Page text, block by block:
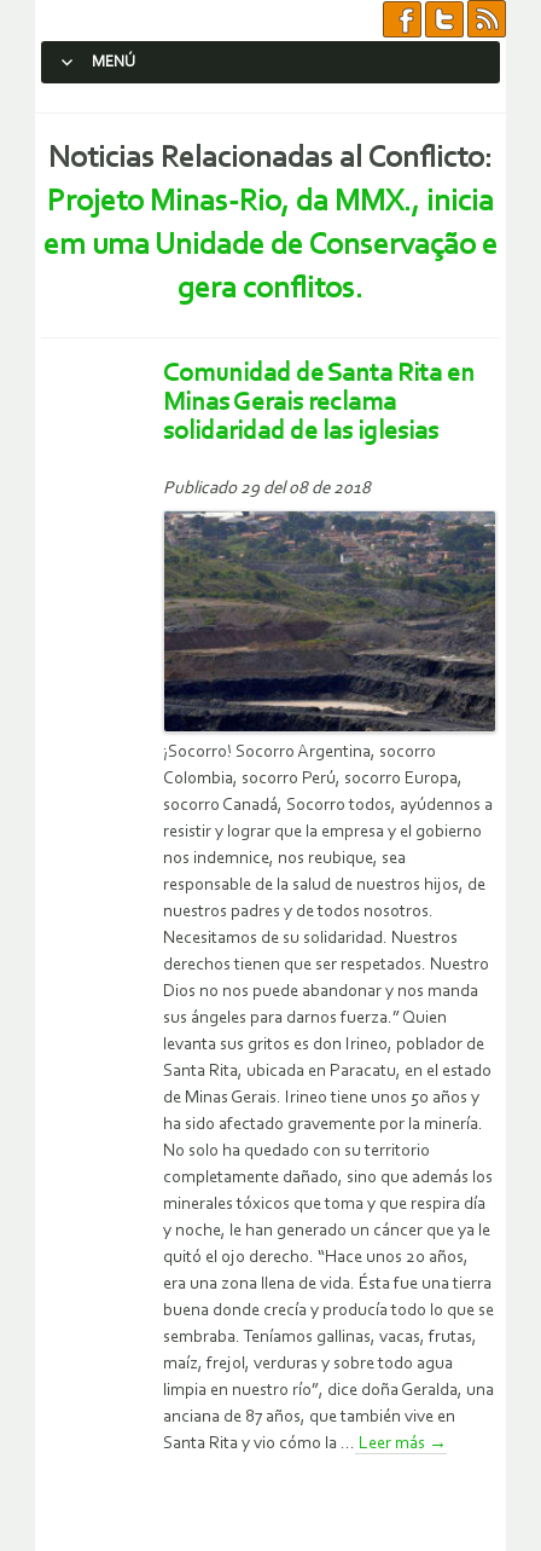
MENÚ
Noticias Relacionadas al Conflicto:
Projeto Minas-Rio, da MMX., inicia
em uma Unidade de Conservação e
gera conflitos.
Comunidad de Santa Rita en
Minas Gerais reclama
solidaridad de las iglesias
Publicado 29 del 08 de 2018
¡Socorro! Socorro Argentina, socorro
Colombia, socorro Perú, socorro Europa,
socorro Canadá, Socorro todos, ayúdennos a
resistir y lograr que la empresa y el gobierno
nos indemnice, nos reubique, sea
responsable de la salud de nuestros hijos, de
nuestros padres y de todos nosotros.
Necesitamos de su solidaridad. Nuestros
derechos tienen que ser respetados. Nuestro
Dios no nos puede abandonar y nos manda
sus ángeles para darnos fuerza.” Quien
levanta sus gritos es don Irineo, poblador de
Santa Rita, ubicada en Paracatu, en el estado
de Minas Gerais. Irineo tiene unos 50 años y
ha sido afectado gravemente por la minería.
No solo ha quedado con su territorio
completamente dañado, sino que además los
minerales tóxicos que toma y que respira día
y noche, le han generado un cáncer que ya le
quitó el ojo derecho. “Hace unos 20 años,
era una zona llena de vida. Ésta fue una tierra
buena donde crecía y producía todo lo que se
sembraba. Teníamos gallinas, vacas, frutas,
maíz, frejol, verduras y sobre todo agua
limpia en nuestro río”, dice doña Geralda, una
anciana de 87 años, que también vive en
Santa Rita y vio cómo la ... Leer más →